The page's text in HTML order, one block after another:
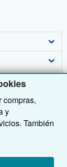
compras,
y
También
en que los